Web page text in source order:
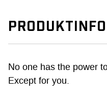
No one has the power
Except for you.